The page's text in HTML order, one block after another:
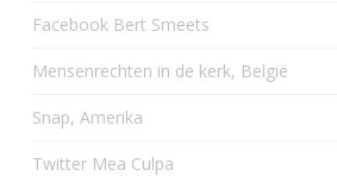
Facebook Bert Smeets
Mensenrechten in de kerk, België
Snap, Amerika
Twitter Mea Culpa